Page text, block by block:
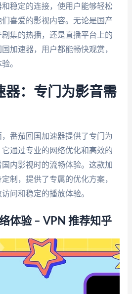
稳定的连接，使用户能够轻松
喜爱的影视内容。无论是国产
集的热播，还是直播平台上的
加速器，用户都能畅快观赏，
。
器：专门为影音需
番茄回国加速器提供了专门为
通过专业的网络优化和高效的
内影视时的流畅体验。这款加
制，提供了专属的优化方案，
问和稳定的播放体验。
体验 – VPN 推荐知乎